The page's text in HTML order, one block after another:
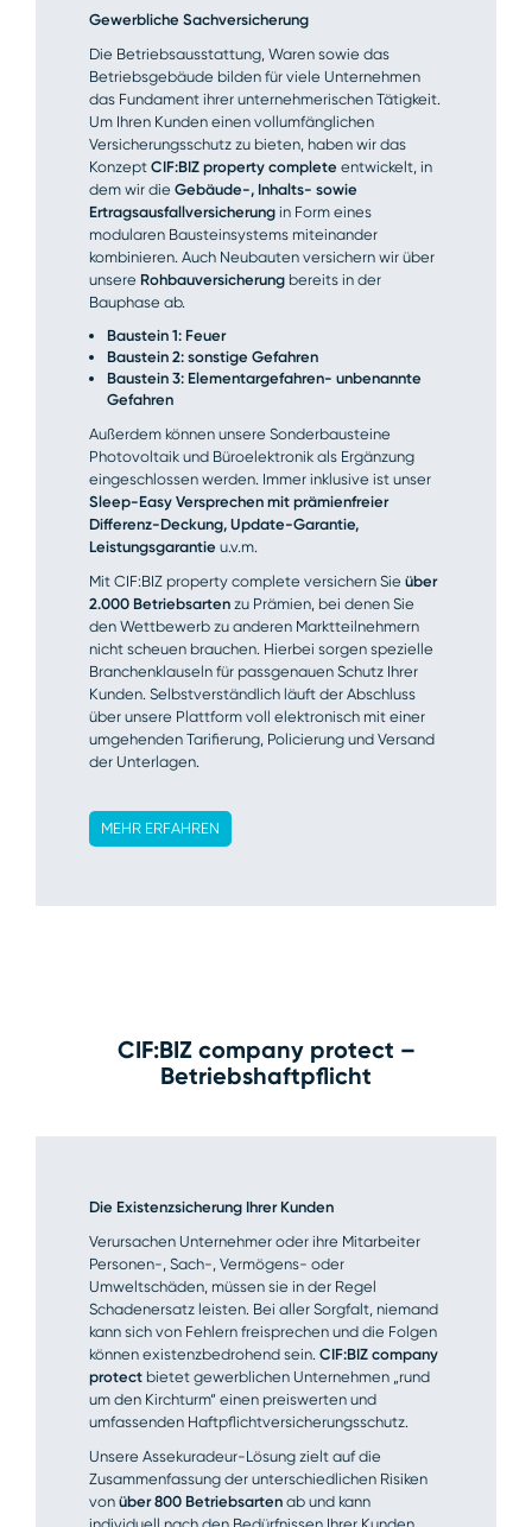
Gewerbliche Sachversicherung
Die Betriebsausstattung, Waren sowie das
Betriebsgebäude bilden für viele Unternehmen
das Fundament ihrer unternehmerischen Tätigkeit.
Um Ihren Kunden einen vollumfänglichen
Versicherungsschutz zu bieten, haben wir das
Konzept CIF:BIZ property complete entwickelt, in
dem wir die Gebäude-, Inhalts- sowie
Ertragsausfallversicherung in Form eines
modularen Bausteinsystems miteinander
kombinieren. Auch Neubauten versichern wir über
unsere Rohbauversicherung bereits in der
Bauphase ab.
Baustein 1: Feuer
Baustein 2: sonstige Gefahren
Baustein 3: Elementargefahren- unbenannte
Gefahren
Außerdem können unsere Sonderbausteine
Photovoltaik und Büroelektronik als Ergänzung
eingeschlossen werden. Immer inklusive ist unser
Sleep-Easy Versprechen mit prämienfreier
Differenz-Deckung, Update-Garantie,
Leistungsgarantie u.v.m.
Mit CIF:BIZ property complete versichern Sie über
2.000 Betriebsarten zu Prämien, bei denen Sie
den Wettbewerb zu anderen Marktteilnehmern
nicht scheuen brauchen. Hierbei sorgen spezielle
Branchenklauseln für passgenauen Schutz Ihrer
Kunden. Selbstverständlich läuft der Abschluss
über unsere Plattform voll elektronisch mit einer
umgehenden Tarifierung, Policierung und Versand
der Unterlagen.
MEHR ERFAHREN
CIF:BIZ company protect –
Betriebshaftpflicht
Die Existenzsicherung Ihrer Kunden
Verursachen Unternehmer oder ihre Mitarbeiter
Personen-, Sach-, Vermögens- oder
Umweltschäden, müssen sie in der Regel
Schadenersatz leisten. Bei aller Sorgfalt, niemand
kann sich von Fehlern freisprechen und die Folgen
können existenzbedrohend sein. CIF:BIZ company
protect bietet gewerblichen Unternehmen „rund
um den Kirchturm“ einen preiswerten und
umfassenden Haftpflichtversicherungs­schutz.
Unsere Assekuradeur-Lösung zielt auf die
Zusammen­fassung der unterschiedlichen Risiken
von über 800 Betriebsarten ab und kann